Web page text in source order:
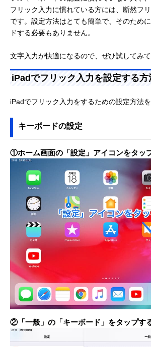
フリック入力に慣れている方には、断然フ
です。設定方法はとても簡単で、そのため
ドする必要もありません。
文字入力が快適になるので、ぜひ試してみて
iPadでフリック入力を設定する方
iPadでフリック入力をするための設定方法
キーボードの設定
①ホーム画面の「設定」アイコンをタッ
②「一般」の「キーボード」をタップす